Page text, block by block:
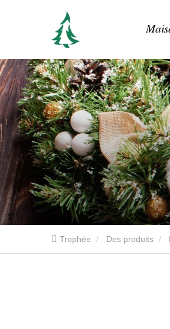
Trophée Des produits